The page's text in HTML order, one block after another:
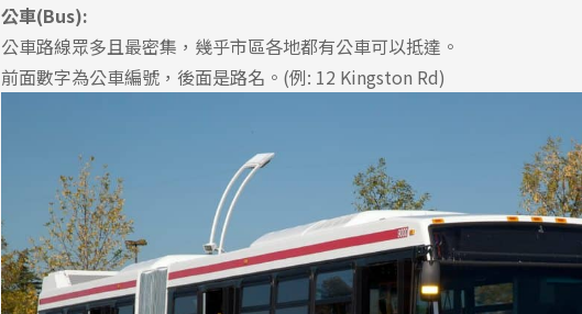
公車(Bus):
公車路線眾多且最密集，幾乎市區各地都有公車可以抵達。
前面數字為公車編號，後面是路名。(例: 12 Kingston Rd)